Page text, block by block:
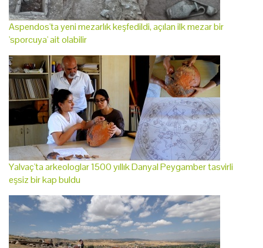
Aspendos'ta yeni mezarlık keşfedildi, açılan ilk mezar bir
'sporcuya' ait olabilir
Yalvaç'ta arkeologlar 1500 yıllık Danyal Peygamber tasvirli
eşsiz bir kap buldu